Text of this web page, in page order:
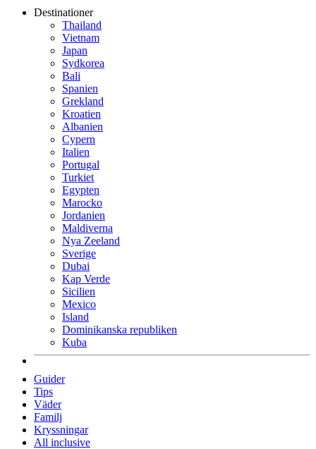
Destinationer
Thailand
Vietnam
Japan
Sydkorea
Bali
Spanien
Grekland
Kroatien
Albanien
Cypern
Italien
Portugal
Turkiet
Egypten
Marocko
Jordanien
Maldiverna
Nya Zeeland
Sverige
Dubai
Kap Verde
Sicilien
Mexico
Island
Dominikanska republiken
Kuba
Guider
Tips
Väder
Familj
Kryssningar
All inclusive